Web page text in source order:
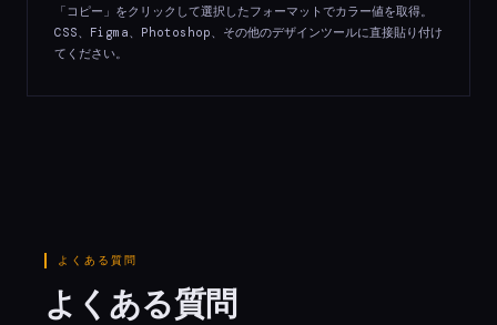
「コピー」をクリックして選択したフォーマットでカラー値を取得。
CSS、Figma、Photoshop、その他のデザインツールに直接貼り付け
てください。
よくある質問
よくある質問